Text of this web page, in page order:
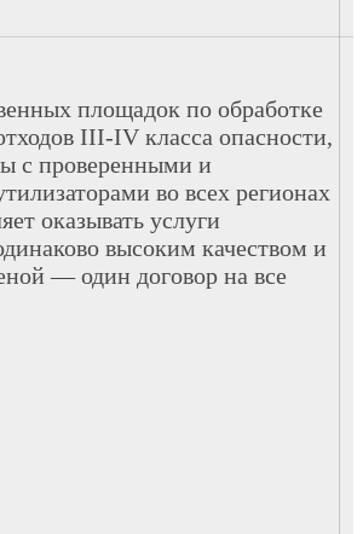
площадок по обработке
III-IV класса опасности,
с проверенными и
во всех регионах
оказывать услуги
высоким качеством и
— один договор на все